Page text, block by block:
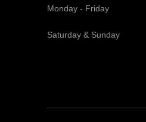
Monday - Friday
Saturday & Sunday